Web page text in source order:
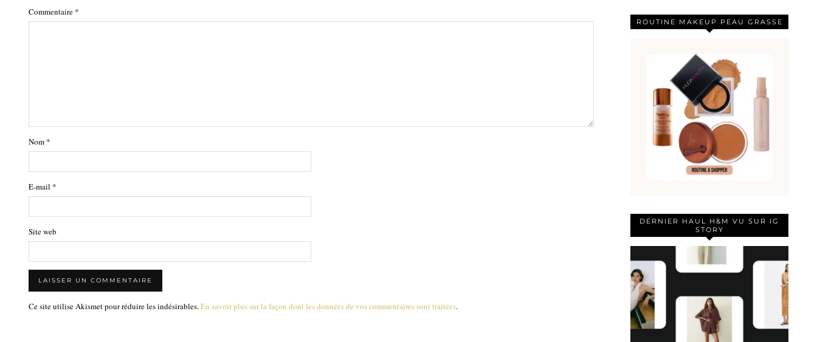
Commentaire *
Nom *
E-mail *
Site web
Ce site utilise Akismet pour réduire les indésirables. En savoir plus sur la façon dont les données de vos commentaires sont traitées.
ROUTINE MAKEUP PEAU GRASSE
DERNIER HAUL H&M VU SUR IG
STORY